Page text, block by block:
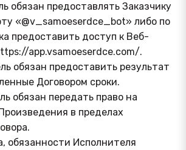
обязан предоставлять Заказчику
«@v_samoeserdce_bot» либо по
предоставить доступ к Веб-
app.vsamoeserdce.com/.
обязан предоставить результат
Договором сроки.
обязан передать право на
в пределах
обязанности Исполнителя